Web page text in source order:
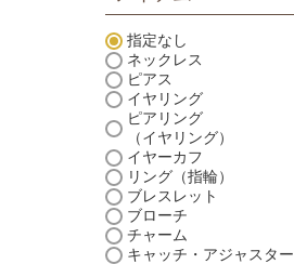
指定なし
ネックレス
ピアス
イヤリング
ピアリング
（イヤリング）
イヤーカフ
リング（指輪）
ブレスレット
ブローチ
チャーム
キャッチ・アジャスター